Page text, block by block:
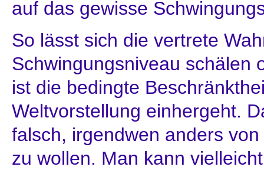
auf das gewisse
So lässt sich die vertrete
Schwingungsniveau schälen
ist die bedingte
Weltvorstellung einhergeht.
falsch, irgendwen anders
zu wollen. Man kann